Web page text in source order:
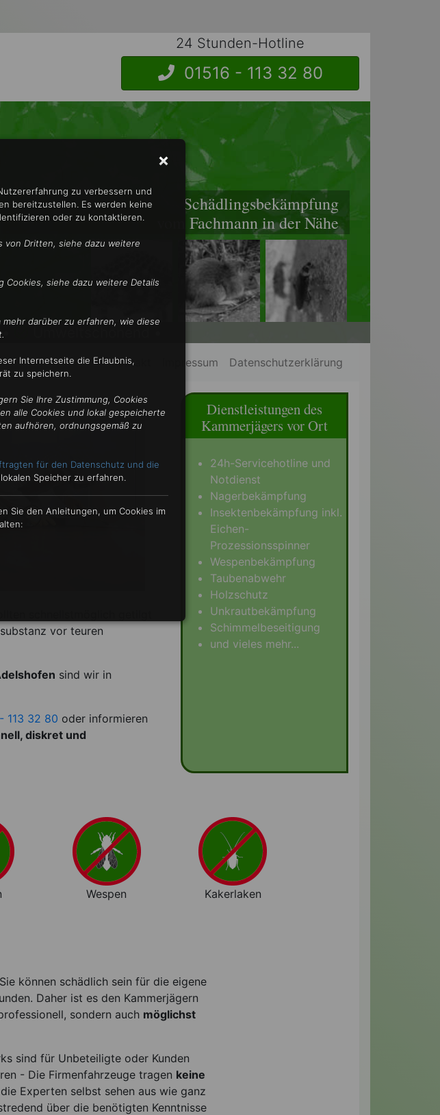
24 Stunden-Hotline
01516 - 113 32 80
Schädlingsbekämpfung
vom Fachmann in der Nähe
Umweltschonend •
Kontakt Impressum Datenschutzerklärung
schnellstmöglich getilgt
vor teuren
sind wir in
113 32 80 oder informieren
diskret und
Dienstleistungen des
Kammerjägers vor Ort
24h-Servicehotline und
Notdienst
Nagerbekämpfung
Insektenbekämpfung inkl.
Eichen-
Prozessionsspinner
Wespenbekämpfung
Taubenabwehr
Holzschutz
Unkrautbekämpfung
Schimmelbeseitigung
und vieles mehr...
Wespen Kakerlaken
können schädlich sein für die eigene
Daher ist es den Kammerjägern
sondern auch möglichst
sind für Unbeteiligte oder Kunden
- Die Firmenfahrzeuge tragen keine
Experten selbst sehen aus wie ganz
über die benötigten Kenntnisse
zu verbessern und
bereitzustellen. Es werden keine
oder zu kontaktieren.
von Dritten, siehe dazu weitere
Cookies, siehe dazu weitere Details
mehr darüber zu erfahren, wie diese
Internetseite die Erlaubnis,
zu speichern.
Sie Ihre Zustimmung, Cookies
alle Cookies und lokal gespeicherte
aufhören, ordnungsgemäß zu
für den Datenschutz und die
Speicher zu erfahren.
Sie den Anleitungen, um Cookies im